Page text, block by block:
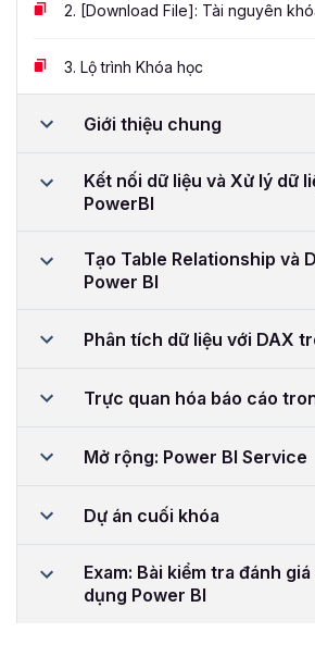
2. [Download File]: Tài nguyên
3. Lộ trình Khóa học
Giới thiệu chung
Kết nối dữ liệu và Xử lý dữ
PowerBI
Tạo Table Relationship và
Power BI
Phân tích dữ liệu với DAX
Trực quan hóa báo cáo
Mở rộng: Power BI Service
Dự án cuối khóa
Exam: Bài kiểm tra đánh
dụng Power BI